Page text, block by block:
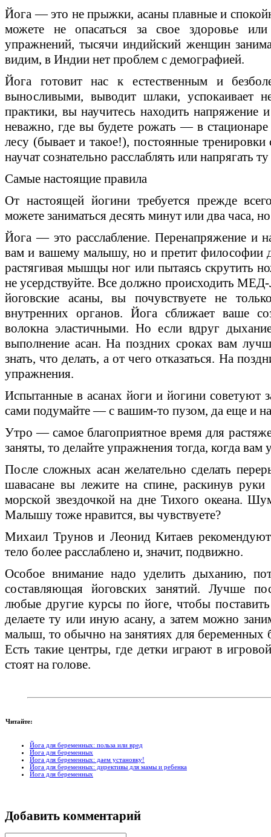
Йога — это не прыжки, асаны плавные и
можете не опасаться за свое здоровье
упражнений, тысячи индийский женщин
видим, в Индии нет проблем с демографией.
Йога готовит нас к естественным и
выносливыми, выводит шлаки, успокаивает
практики, вы научитесь находить напряжение
неважно, где вы будете рожать — в
лесу (бывает и такое!), постоянные
научат сознательно расслаблять или
Самые настоящие правила
От настоящей йогини требуется прежде
можете заниматься десять минут или два часа,
Йога — это расслабление. Перенапряжение и
вам и вашему малышу, но и претит философии
растягивая мышцы ног или пытаясь скрутить
не усердствуйте. Все должно происходить
йоговские асаны, вы почувствуете не
внутренних органов. Йога сближает ваше
волокна эластичными. Но если вдруг
выполнение асан. На поздних сроках вам
знать, что делать, а от чего отказаться. На
упражнения.
Испытанные в асанах йоги и йогини советуют
сами подумайте — с вашим-то пузом, да еще и
Утро — самое благоприятное время для
заняты, то делайте упражнения тогда, когда
После сложных асан желательно сделать
шавасане вы лежите на спине, раскинув
морской звездочкой на дне Тихого океана.
Малышу тоже нравится, вы чувствуете?
Михаил Трунов и Леонид Китаев
тело более расслаблено и, значит, подвижно.
Особое внимание надо уделить дыханию,
составляющая йоговских занятий. Лучше
любые другие курсы по йоге, чтобы
делаете ту или иную асану, а затем можно
малыш, то обычно на занятиях для беременных
Есть такие центры, где детки играют в
стоят на голове.
Читайте:
Йога для беременных: польза или вред
Йога для беременных
Йога для беременных: даем установку!
Йога для беременных: директивы для мамы и ребенка
Йога для беременных
Добавить комментарий